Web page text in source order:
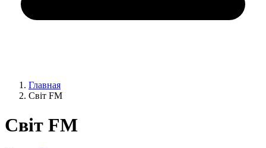
Главная
Світ FM
Світ FM